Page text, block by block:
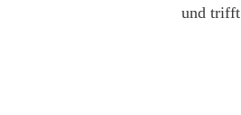
und trifft